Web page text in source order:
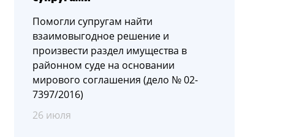
Помогли супругам найти
взаимовыгодное решение и
произвести раздел имущества в
районном суде на основании
мирового соглашения (дело № 02-
7397/2016)
26 июля